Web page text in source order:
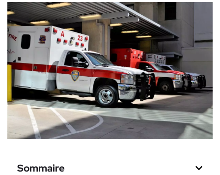
Sommaire